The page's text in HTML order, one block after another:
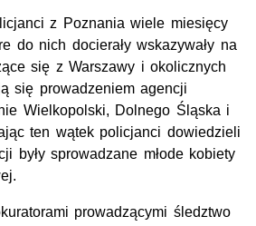
z Poznania wiele miesięcy
do nich docierały wskazywały na
się z Warszawy i okolicznych
się prowadzeniem agencji
Wielkopolski, Dolnego Śląska i
ten wątek policjanci dowiedzieli
były sprowadzane młode kobiety
prowadzącymi śledztwo